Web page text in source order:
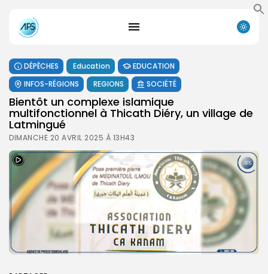
DÉPÊCHES Education
EDUCATION
INFOS-RÉGIONS
REGIONS SOCIÉTÉ
Bientôt un complexe islamique
multifonctionnel à Thicath Diéry, un village de
Latmingué
DIMANCHE 20 AVRIL 2025 À 13H43